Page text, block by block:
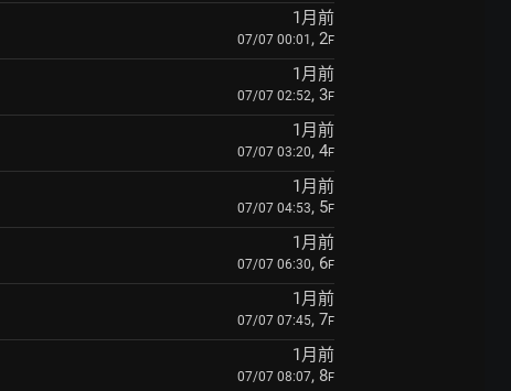
1月前
07/07 00:01 , 2F
1月前
07/07 02:52, 3F
1月前
07/07 03:20, 4F
1月前
07/07 04:53, 5F
1月前
07/07 06:30, 6F
1月前
07/07 07:45, 7F
1月前
07/07 08:07, 8F